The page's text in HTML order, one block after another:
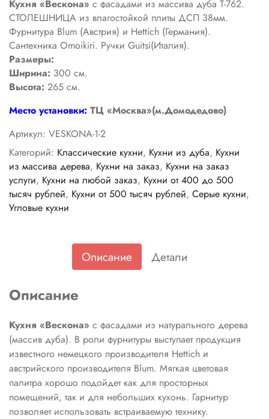
Кухня «Вескона» с фасадами из массива дуба T-762.
СТОЛЕШНИЦА из влагостойкой плиты ДСП 38мм.
Фурнитура Blum (Австрия) и Hettich (Германия).
Сантехника Omoikiri. Ручки Guitsi(Италия).
Размеры:
Ширина: 300 см.
Высота: 265 см.
Место установки: ТЦ «Москва»(м.Домодедово)
Артикул: VESKONA-1-2
Категорий: Классические кухни, Кухни из дуба, Кухни
из массива дерева, Кухни на заказ, Кухни на заказ
услуги, Кухни на любой заказ, Кухни от 400 до 500
тысяч рублей, Кухни от 500 тысяч рублей, Серые кухни,
Угловые кухни
Описание Детали
Описание
Кухня «Вескона» с фасадами из натурального дерева
(массив дуба). В роли фурнитуры выступает продукция
известного немецкого производителя Hettich и
австрийского производителя Blum. Мягкая цветовая
палитра хорошо подойдет как для просторных
помещений, так и для небольших кухонь. Гарнитур
позволяет использовать встраиваемую технику.